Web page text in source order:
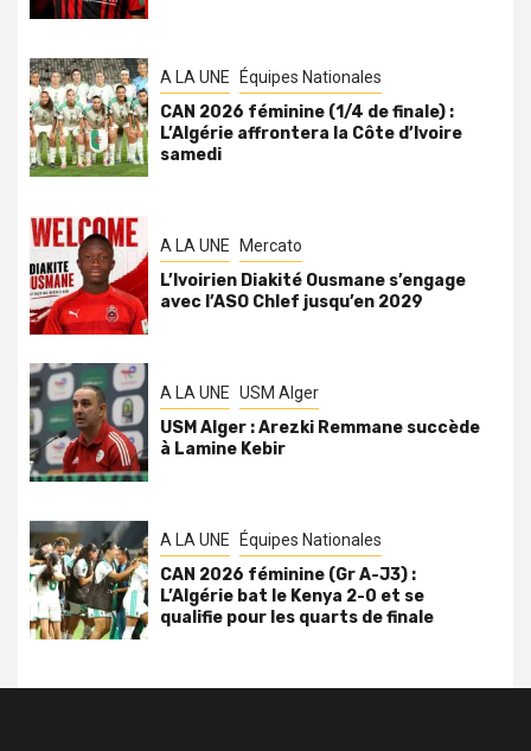
A LA UNE Équipes Nationales
CAN 2026 féminine (1/4 de finale) :
L’Algérie affrontera la Côte d’Ivoire
samedi
A LA UNE Mercato
L’Ivoirien Diakité Ousmane s’engage
avec l’ASO Chlef jusqu’en 2029
A LA UNE USM Alger
USM Alger : Arezki Remmane succède
à Lamine Kebir
A LA UNE Équipes Nationales
CAN 2026 féminine (Gr A-J3) :
L’Algérie bat le Kenya 2-0 et se
qualifie pour les quarts de finale